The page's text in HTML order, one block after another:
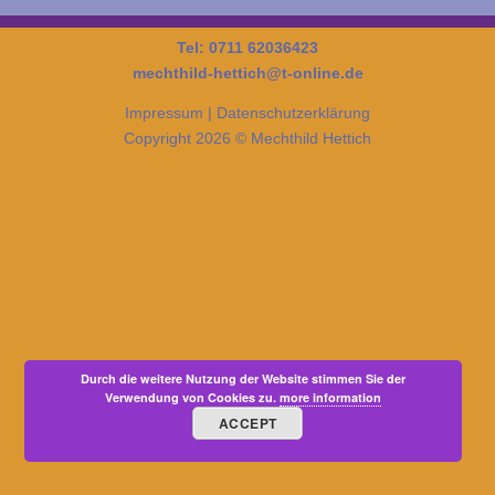
Tel: 0711 62036423
mechthild-hettich@t-online.de
Impressum | Datenschutzerklärung
Copyright 2026 © Mechthild Hettich
Durch die weitere Nutzung der Website stimmen Sie der
Verwendung von Cookies zu.more information
ACCEPT